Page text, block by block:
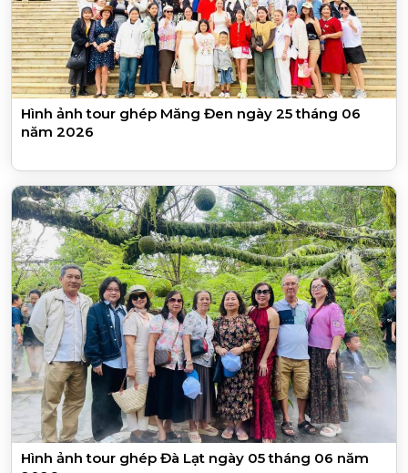
Hình ảnh tour ghép Măng Đen ngày 25 tháng 06
năm 2026
Hình ảnh tour ghép Đà Lạt ngày 05 tháng 06 năm